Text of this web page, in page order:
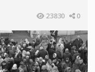
23830 0